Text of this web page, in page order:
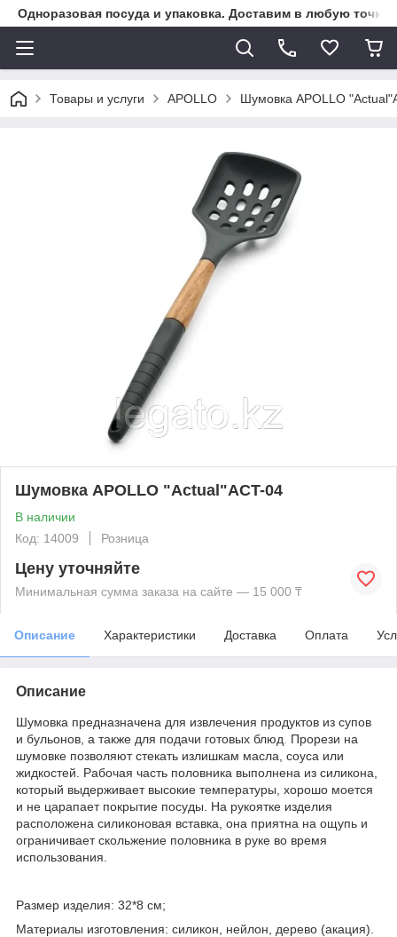
Одноразовая посуда и упаковка. Доставим в любую точку
Товары и услуги APOLLO Шумовка APOLLO
Шумовка APOLLO "Actual"ACT-04
В наличии
Код: 14009
Розница
Цену уточняйте
Минимальная сумма заказа на сайте — 15 000 ₸
Описание Характеристики Доставка Оплата
Описание
Шумовка предназначена для извлечения продуктов из супов
и бульонов, а также для подачи готовых блюд
Прорези на
шумовке позволяют стекать излишкам масла, соуса или
жидкостей. Рабочая часть половника выполнена из силикона,
который выдерживает высокие температуры, хорошо моется
и не царапает покрытие посуды. На рукоятке изделия
расположена силиконовая вставка, она приятна на ощупь и
ограничивает скольжение половника в руке во время
использования.
Размер изделия: 32*8 см;
Материалы изготовления: силикон, нейлон, дерево (акация).